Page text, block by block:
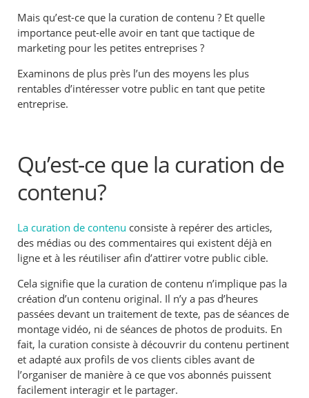
Mais qu’est-ce que la curation de contenu ? Et quelle
importance peut-elle avoir en tant que tactique de
marketing pour les petites entreprises ?
Examinons de plus près l’un des moyens les plus
rentables d’intéresser votre public en tant que petite
entreprise.
Qu’est-ce que la curation de
contenu?
La curation de contenu consiste à repérer des articles,
des médias ou des commentaires qui existent déjà en
ligne et à les réutiliser afin d’attirer votre public cible.
Cela signifie que la curation de contenu n’implique pas la
création d’un contenu original. Il n’y a pas d’heures
passées devant un traitement de texte, pas de séances de
montage vidéo, ni de séances de photos de produits. En
fait, la curation consiste à découvrir du contenu pertinent
et adapté aux profils de vos clients cibles avant de
l’organiser de manière à ce que vos abonnés puissent
facilement interagir et le partager.